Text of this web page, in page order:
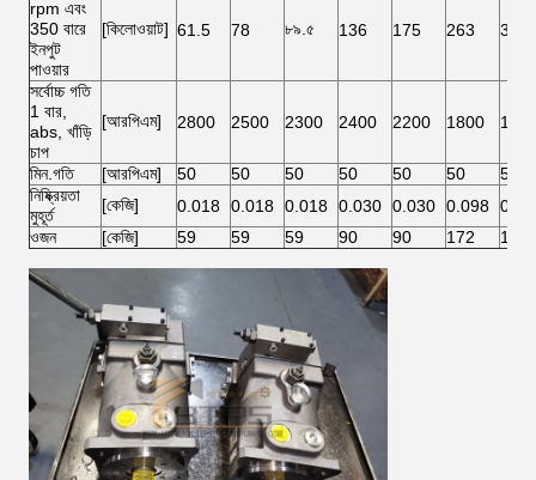
rpm এবং
350 বারে
ইনপুট
পাওয়ার
[কিলোওয়াট] 61.5 78 ৮৯.৫ 136 175 263 350
সর্বোচ্চ গতি
1 বার,
abs, খাঁড়ি
চাপ
[আরপিএম] 2800 2500 2300 2400 2200 1800
মিন.গতি [আরপিএম] 50 50 50 50 50 50
50
নিষ্ক্রিয়তা
মুহূর্ত
[কেজি] 0.018 0.018 0.018 0.030 0.030 0.098
ওজন
[কেজি] 59 59 59 90 90 172 180